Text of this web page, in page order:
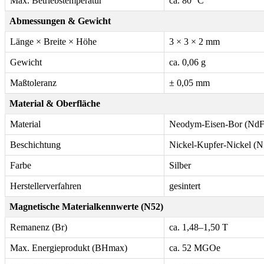
Abmessungen & Gewicht
Länge × Breite × Höhe 3 × 3 × 2 mm
Gewicht ca. 0,06 g
Maßtoleranz ± 0,05 mm
Material & Oberfläche
Material Neodym-Eisen-Bor
Beschichtung Nickel-Kupfer-Nickel
Farbe Silber
Herstellerverfahren gesintert
Magnetische Materialkennwerte (N52)
Remanenz (Br) ca. 1,48–1,50 T
Max. Energieprodukt (BHmax) ca. 52 MGOe